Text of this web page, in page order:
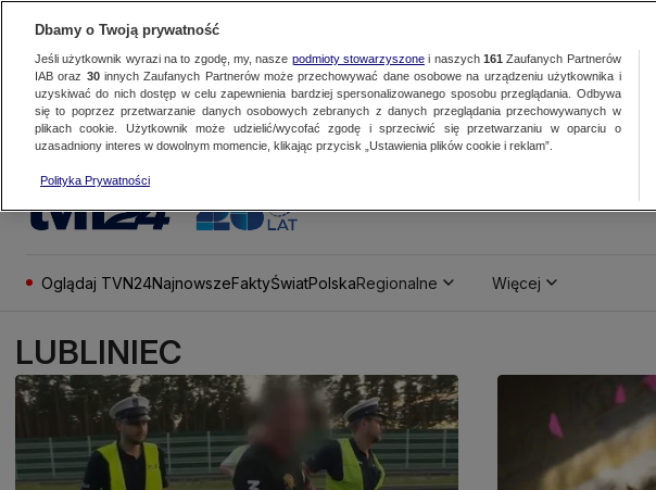
Oglądaj TVN24NajnowszeFaktyŚwiatPolskaRegionalne Więcej
LUBLINIEC
Dbamy o Twoją prywatność
Jeśli użytkownik wyrazi na to zgodę, my, nasze podmioty stowarzyszonei naszych 161 Zaufanych Partnerów
IAB oraz 30innych Zaufanych Partnerów może przechowywać dane osobowe na urządzeniu użytkownika i
uzyskiwać do nich dostęp w celu zapewnienia bardziej spersonalizowanego sposobu przeglądania. Odbywa
się to poprzez przetwarzanie danych osobowych zebranych z danych przeglądania przechowywanych w
plikach cookie. Użytkownik może udzielić/wycofać zgodę i sprzeciwić się przetwarzaniu w oparciu o
uzasadniony interes w dowolnym momencie, klikając przycisk „Ustawienia plików cookie i reklam”.
Polityka Prywatności